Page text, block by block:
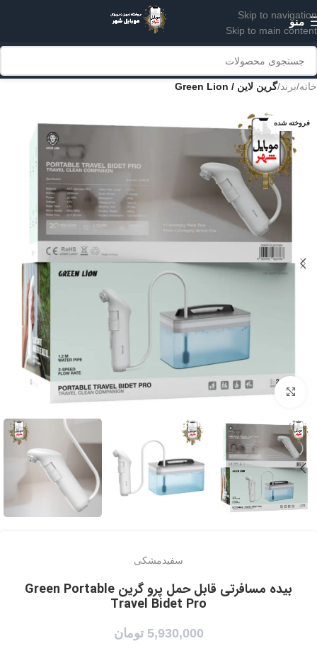
Skip to navigation
Skip to main content
منو
خانه برند گرین لاین / Green Lion
فروخته شده
سفید
مشکی
برای بزرگنمایی کلیک کنید
سفیدمشکی
بیده مسافرتی قابل حمل پرو گرین Green Portable
Travel Bidet Pro
5,930,000 تومان